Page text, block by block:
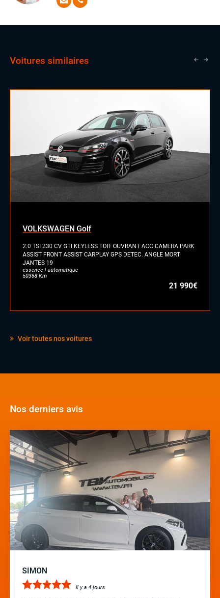
attentes les plus exigeantes avec aisance
Voitures similaires
VOLKSWAGEN Golf
2.0 TSI 230 CV GTI KEYLESS TOIT OUVRANT ACC CAMERA PARK
ASSIST FRONT ASSIST CARPLAY GPS DETEC. ANGLE MORT
JANTES 19
essence | automatique
50368 Km
21 990€
Voir toutes nos voitures
Nos derniers avis
SIMON
Il y a 4 jours